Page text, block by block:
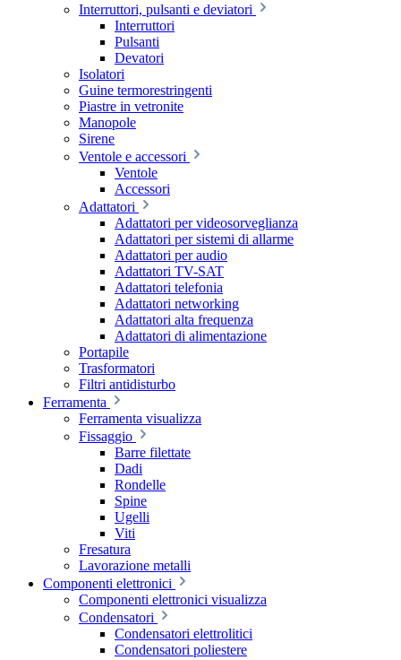
Interruttori, pulsanti e deviatori
Interruttori
Pulsanti
Devatori
Isolatori
Guine termorestringenti
Piastre in vetronite
Manopole
Sirene
Ventole e accessori
Ventole
Accessori
Adattatori
Adattatori per videosorveglianza
Adattatori per sistemi di allarme
Adattatori per audio
Adattatori TV-SAT
Adattatori telefonia
Adattatori networking
Adattatori alta frequenza
Adattatori di alimentazione
Portapile
Trasformatori
Filtri antidisturbo
Ferramenta
Ferramenta visualizza
Fissaggio
Barre filettate
Dadi
Rondelle
Spine
Ugelli
Viti
Fresatura
Lavorazione metalli
Componenti elettronici
Componenti elettronici visualizza
Condensatori
Condensatori elettrolitici
Condensatori poliestere